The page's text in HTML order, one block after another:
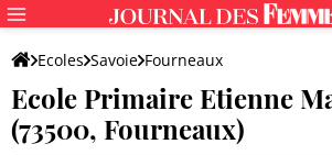
Ecoles Savoie Fourneaux
Ecole Primaire Etienne Marcellin
Ecole Primaire Etienne
(73500, Fourneaux)